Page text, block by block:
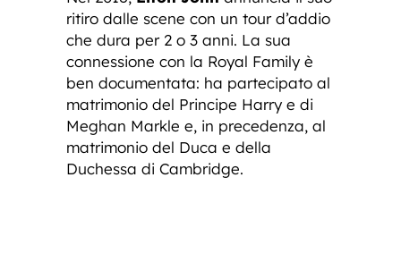
ritiro dalle scene con un tour d’addio
che dura per 2 o 3 anni. La sua
connessione con la Royal Family è
ben documentata: ha partecipato al
matrimonio del Principe Harry e di
Meghan Markle e, in precedenza, al
matrimonio del Duca e della
Duchessa di Cambridge.